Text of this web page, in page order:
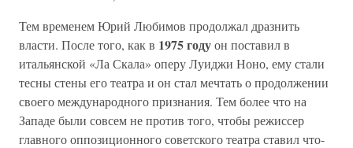
Тем временем Юрий Любимов продолжал дразнить
власти. После того, как в 1975 годуон поставил в
итальянской «Ла Скала» оперу Луиджи Ноно, ему стали
тесны стены его театра и он стал мечтать о продолжении
своего международного признания. Тем более что на
Западе были совсем не против того, чтобы режиссер
главного оппозиционного советского театра ставил что-